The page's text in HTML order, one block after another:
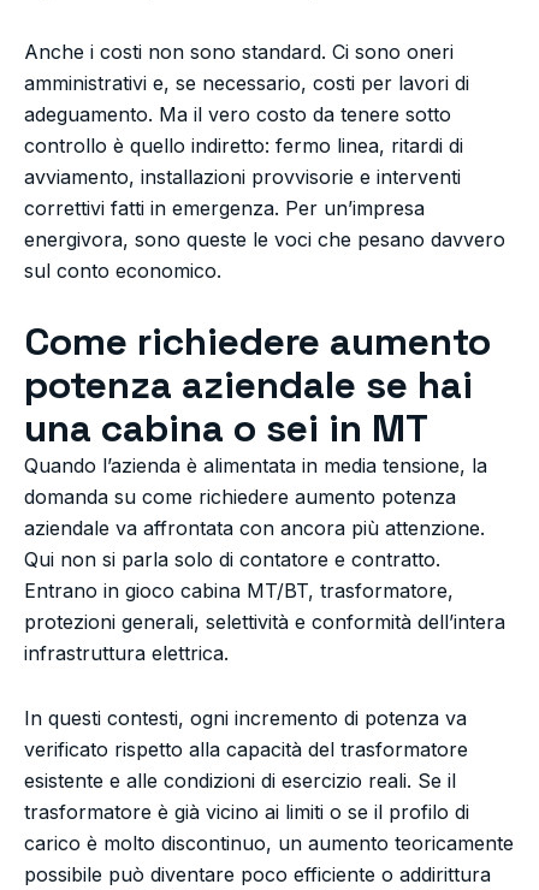
Anche i costi non sono standard. Ci sono oneri
amministrativi e, se necessario, costi per lavori di
adeguamento. Ma il vero costo da tenere sotto
controllo è quello indiretto: fermo linea, ritardi di
avviamento, installazioni provvisorie e interventi
correttivi fatti in emergenza. Per un’impresa
energivora, sono queste le voci che pesano davvero
sul conto economico.
Come richiedere aumento
potenza aziendale se hai
una cabina o sei in MT
Quando l’azienda è alimentata in media tensione, la
domanda su come richiedere aumento potenza
aziendale va affrontata con ancora più attenzione.
Qui non si parla solo di contatore e contratto.
Entrano in gioco cabina MT/BT, trasformatore,
protezioni generali, selettività e conformità dell’intera
infrastruttura elettrica.
In questi contesti, ogni incremento di potenza va
verificato rispetto alla capacità del trasformatore
esistente e alle condizioni di esercizio reali. Se il
trasformatore è già vicino ai limiti o se il profilo di
carico è molto discontinuo, un aumento teoricamente
possibile può diventare poco efficiente o addirittura